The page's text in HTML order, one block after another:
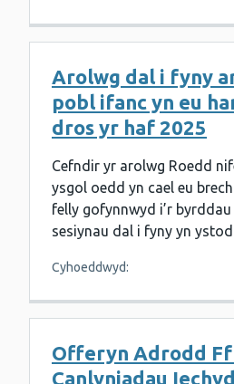
Arolwg dal i fyny
pobl ifanc yn eu
dros yr haf 2025
Cefndir yr arolwg Roedd
ysgol oedd yn cael eu
felly gofynnwyd i’r
sesiynau dal i fyny yn
Cyhoeddwyd:
Offeryn Adrodd
Canlyniadau